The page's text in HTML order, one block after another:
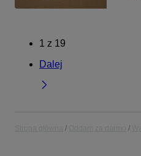
1 z 19
Dalej